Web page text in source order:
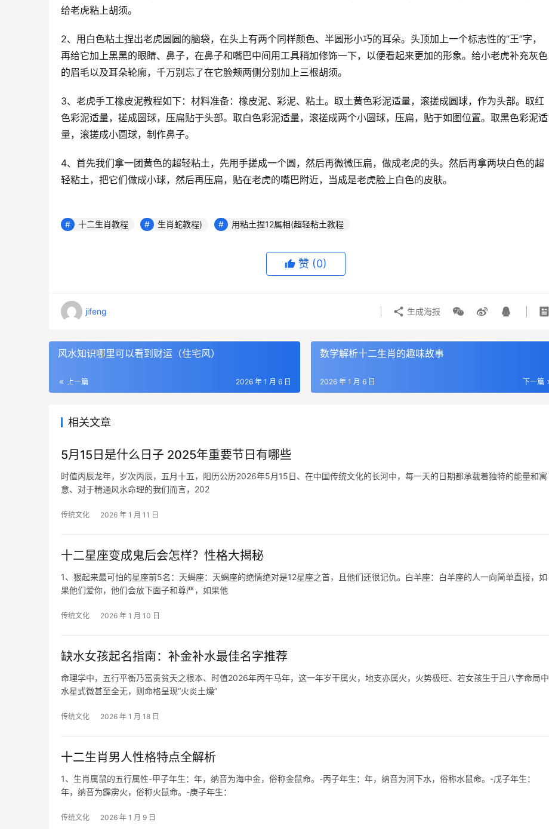
给老虎粘上胡须。
2、用白色粘土捏出老虎圆圆的脑袋，在头上有两个同样颜色、半圆形小巧的耳朵。头顶加上一个标志性的“王”字，
再给它加上黑黑的眼睛、鼻子，在鼻子和嘴巴中间用工具稍加修饰一下，以便看起来更加的形象。给小老虎补充灰色
的眉毛以及耳朵轮廓，千万别忘了在它脸颊两侧分别加上三根胡须。
3、老虎手工橡皮泥教程如下：材料准备：橡皮泥、彩泥、粘土。取土黄色彩泥适量，滚搓成圆球，作为头部。取红
色彩泥适量，搓成圆球，压扁贴于头部。取白色彩泥适量，滚搓成两个小圆球，压扁，贴于如图位置。取黑色彩泥适
量，滚搓成小圆球，制作鼻子。
4、首先我们拿一团黄色的超轻粘土，先用手搓成一个圆，然后再微微压扁，做成老虎的头。然后再拿两块白色的超
轻粘土，把它们做成小球，然后再压扁，贴在老虎的嘴巴附近，当成是老虎脸上白色的皮肤。
十二生肖教程 生肖蛇教程) 用粘土捏12属相(超轻粘土教程
赞 (0)
jifeng 生成海报
风水知识哪里可以看到财运（住宅风）
上一篇 2026 年 1 月 6 日
数学解析十二生肖的趣味故事
下一篇
2026 年 1 月 6 日
相关文章
5月15日是什么日子 2025年重要节日有哪些
时值丙辰龙年，岁次丙辰，五月十五，阳历公历2026年5月15日、在中国传统文化的长河中，每一天的日期都承载着独特的能量和寓
意、对于精通风水命理的我们而言，202
传统文化 2026 年 1 月 11 日
十二星座变成鬼后会怎样？性格大揭秘
1、狠起来最可怕的星座前5名：天蝎座：天蝎座的绝情绝对是12星座之首，且他们还很记仇。白羊座：白羊座的人一向简单直接，如
果他们爱你，他们会放下面子和尊严，如果他
传统文化 2026 年 1 月 10 日
缺水女孩起名指南：补金补水最佳名字推荐
命理学中，五行平衡乃富贵贫夭之根本、时值2026年丙午马年，这一年岁干属火，地支亦属火，火势极旺、若女孩生于且八字命局中
水星式微甚至全无，则命格呈现“火炎土燥”
传统文化 2026 年 1 月 18 日
十二生肖男人性格特点全解析
1、生肖属鼠的五行属性-甲子年生：年，纳音为海中金，俗称金鼠命。-丙子年生：年，纳音为涧下水，俗称水鼠命。-戊子年生：
年，纳音为霹雳火，俗称火鼠命。-庚子年生：
传统文化 2026 年 1 月 9 日